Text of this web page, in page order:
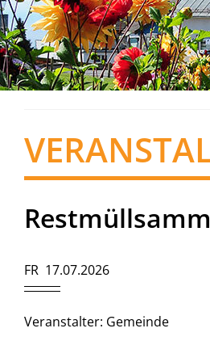
FR 17.07.2026
Veranstalter: Gemeinde